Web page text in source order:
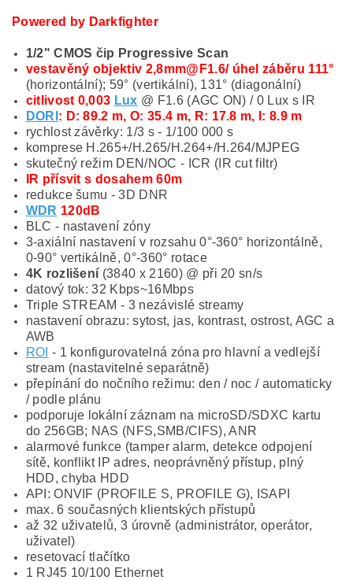
Powered by Darkfighter
1/2" CMOS čip Progressive Scan
vestavěný objektiv 2,8mm@F1.6/ úhel záběru 111°
(horizontální); 59° (vertikální), 131° (diagonální)
citlivost 0,003 Lux @ F1.6 (AGC ON) / 0 Lux s IR
DORI : D: 89.2 m, O: 35.4 m, R: 17.8 m, I: 8.9 m
rychlost závěrky: 1/3 s - 1/100 000 s
komprese H.265+/H.265/H.264+/H.264/MJPEG
skutečný režim DEN/NOC - ICR (IR cut filtr)
IR přísvit s dosahem 60m
redukce šumu - 3D DNR
WDR 120dB
BLC - nastavení zóny
3-axiální nastavení v rozsahu 0°-360° horizontálně,
0-90° vertikálně, 0°-360° rotace
4K rozlišení (3840 x 2160) @ při 20 sn/s
datový tok: 32 Kbps~16Mbps
Triple STREAM - 3 nezávislé streamy
nastavení obrazu: sytost, jas, kontrast, ostrost, AGC a
AWB
ROI - 1 konfigurovatelná zóna pro hlavní a vedlejší
stream (nastavitelné separátně)
přepínání do nočního režimu: den / noc / automaticky
/ podle plánu
podporuje lokální záznam na microSD/SDXC kartu
do 256GB; NAS (NFS,SMB/CIFS), ANR
alarmové funkce (tamper alarm, detekce odpojení
sítě, konflikt IP adres, neoprávněný přístup, plný
HDD, chyba HDD
API: ONVIF (PROFILE S, PROFILE G), ISAPI
max. 6 současných klientských přístupů
až 32 uživatelů, 3 úrovně (administrátor, operátor,
uživatel)
resetovací tlačítko
1 RJ45 10/100 Ethernet